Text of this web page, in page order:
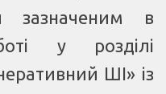
зазначеним в
у розділі
ШІ» із